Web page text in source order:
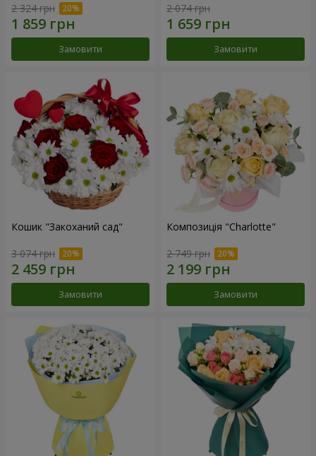
2 324 грн
Замовити
2 074 грн
Замовити
Кошик "Закоханий сад"
3 074 грн
Замовити
Композиція "Charlotte"
2 749 грн
Замовити